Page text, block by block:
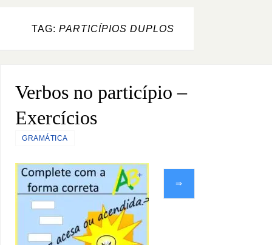
TAG: PARTICÍPIOS DUPLOS
Verbos no particípio –
Exercícios
GRAMÁTICA
⇒